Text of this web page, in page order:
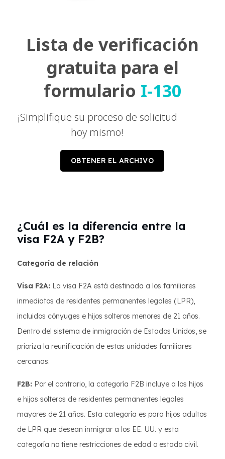
Lista de verificación
gratuita para el
formulario I-130
¡Simplifique su proceso de solicitud
hoy mismo!
OBTENER EL ARCHIVO
¿Cuál es la diferencia entre la
visa F2A y F2B?
Categoría de relación
Visa F2A: La visa F2A está destinada a los familiares
inmediatos de residentes permanentes legales (LPR),
incluidos cónyuges e hijos solteros menores de 21 años.
Dentro del sistema de inmigración de Estados Unidos, se
prioriza la reunificación de estas unidades familiares
cercanas.
F2B: Por el contrario, la categoría F2B incluye a los hijos
e hijas solteros de residentes permanentes legales
mayores de 21 años. Esta categoría es para hijos adultos
de LPR que desean inmigrar a los EE. UU. y esta
categoría no tiene restricciones de edad o estado civil.